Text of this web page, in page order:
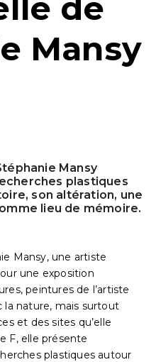
Mansy
Mansy
plastiques
son altération, une
lieu de mémoire.
Mansy, une artiste
une exposition
peintures de l’artiste
la nature, mais surtout
et des sites qu’elle
F, elle présente
plastiques autour